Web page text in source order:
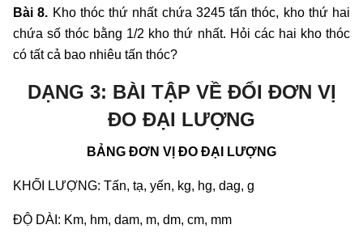
Bài 8. Kho thóc thứ nhất chứa 3245 tấn thóc, kho thứ hai
chứa số thóc bằng 1/2 kho thứ nhất. Hỏi các hai kho thóc
có tất cả bao nhiêu tấn thóc?
DẠNG 3: BÀI TẬP VỀ ĐỔI ĐƠN VỊ
ĐO ĐẠI LƯỢNG
BẢNG ĐƠN VỊ ĐO ĐẠI LƯỢNG
KHỐI LƯỢNG: Tấn, tạ, yến, kg, hg, dag, g
ĐỘ DÀI: Km, hm, dam, m, dm, cm, mm